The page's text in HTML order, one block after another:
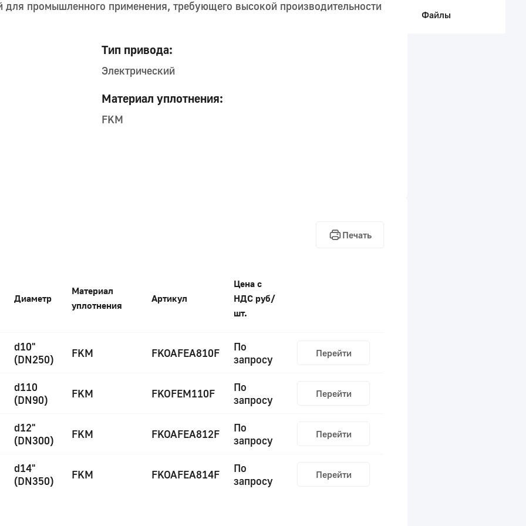
для промышленного применения, требующего высокой производительности
Тип привода:
Электрический
Материал уплотнения:
FKM
Печать
Диаметр
Материал
уплотнения
Артикул
Цена с
НДС руб/
шт.
d10"
(DN250)
FKM FKOAFEA810F
По
запросу
Перейти
d110
(DN90)
FKM FKOFEM110F
По
запросу
Перейти
d12"
(DN300)
FKM FKOAFEA812F
По
запросу
Перейти
d14"
(DN350)
FKM FKOAFEA814F
По
запросу
Перейти
Файлы